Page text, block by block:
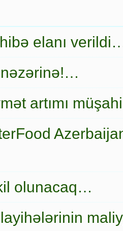
elanı
nəzərinə!…
artımı
olunacaq…